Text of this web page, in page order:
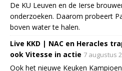
De KU Leuven en de Ierse
onderzoeken. Daarom probeert
boven water te halen.
Live KKD | NAC en Heracles
ook Vitesse in actie 7 augustus
Ook het nieuwe Keuken